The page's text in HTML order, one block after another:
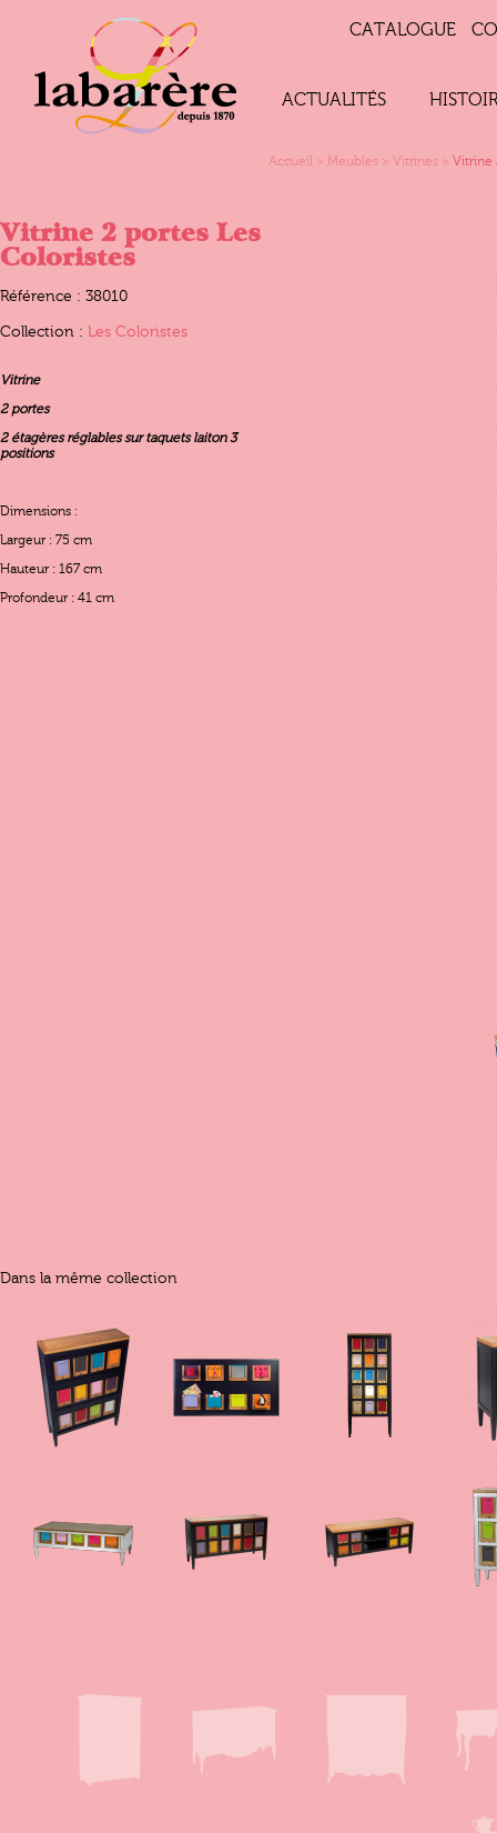
CATALOGUE
ACTUALITÉS
Accueil > Meubles > Vitrines > Vitrine
Vitrine 2 portes Les
Coloristes
Référence : 38010
Collection : Les Coloristes
Vitrine
2 portes
2 étagères réglables sur taquets laiton 3
positions
Dimensions :
Largeur : 75 cm
Hauteur : 167 cm
Profondeur : 41 cm
Dans la même collection